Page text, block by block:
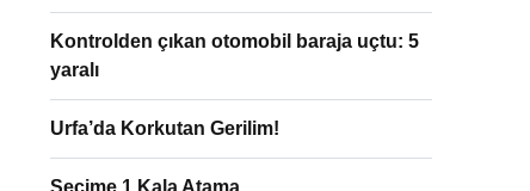
Kontrolden çıkan otomobil baraja uçtu: 5
yaralı
Urfa’da Korkutan Gerilim!
Seçime 1 Kala Atama